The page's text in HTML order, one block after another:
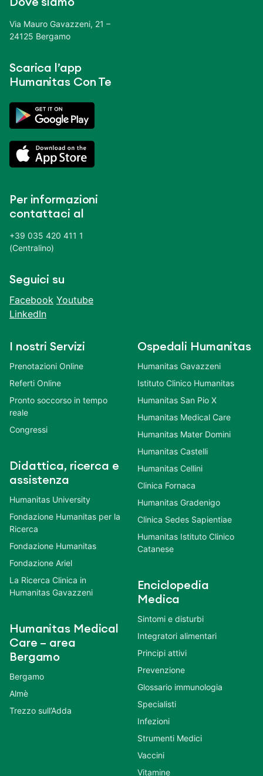
Via Mauro Gavazzeni, 21 –
24125 Bergamo
Scarica l’app
Humanitas Con Te
Per informazioni
contattaci al
+39 035 420 411 1
(Centralino)
Seguici su
Facebook Youtube
LinkedIn
I nostri Servizi
Prenotazioni Online
Referti Online
Pronto soccorso in tempo
reale
Congressi
Didattica, ricerca e
assistenza
Humanitas University
Fondazione Humanitas per la
Ricerca
Fondazione Humanitas
Fondazione Ariel
La Ricerca Clinica in
Humanitas Gavazzeni
Humanitas Medical
Care – area
Bergamo
Bergamo
Almè
Trezzo sull’Adda
Ospedali Humanitas
Humanitas Gavazzeni
Istituto Clinico Humanitas
Humanitas San Pio X
Humanitas Medical Care
Humanitas Mater Domini
Humanitas Castelli
Humanitas Cellini
Clinica Fornaca
Humanitas Gradenigo
Clinica Sedes Sapientiae
Humanitas Istituto Clinico
Catanese
Enciclopedia
Medica
Sintomi e disturbi
Integratori alimentari
Principi attivi
Prevenzione
Glossario immunologia
Specialisti
Infezioni
Strumenti Medici
Vaccini
Vitamine